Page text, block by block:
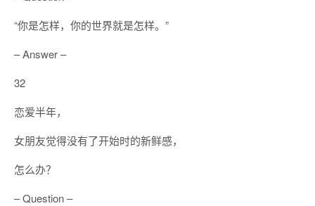
“你是怎样，你的世界就是怎样。”
– Answer –
32
恋爱半年，
女朋友觉得没有了开始时的新鲜感，
怎么办？
– Question –